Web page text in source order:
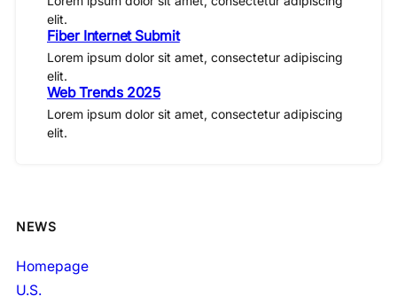
elit.
Fiber Internet Submit
Lorem ipsum dolor sit amet, consectetur adipiscing
elit.
Web Trends 2025
Lorem ipsum dolor sit amet, consectetur adipiscing
elit.
NEWS
Homepage
U.S.